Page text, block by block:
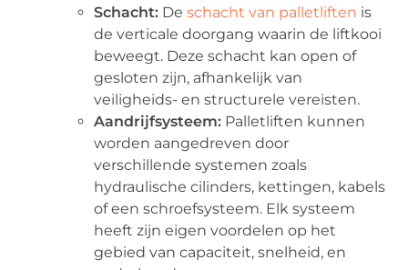
Schacht: Deschacht van palletliften is
de verticale doorgang waarin de liftkooi
beweegt. Deze schacht kan open of
gesloten zijn, afhankelijk van
veiligheids- en structurele vereisten.
Aandrijfsysteem: Palletliften kunnen
worden aangedreven door
verschillende systemen zoals
hydraulische cilinders, kettingen, kabels
of een schroefsysteem. Elk systeem
heeft zijn eigen voordelen op het
gebied van capaciteit, snelheid, en